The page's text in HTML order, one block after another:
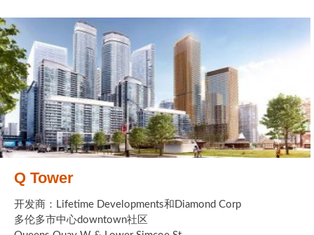
Q Tower
开发商：Lifetime Developments和Diamond Corp
多伦多市中心downtown社区